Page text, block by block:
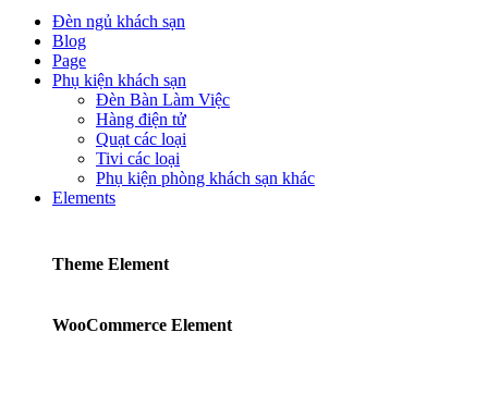
Đèn ngủ khách sạn
Blog
Page
Phụ kiện khách sạn
Đèn Bàn Làm Việc
Hàng điện tử
Quạt các loại
Tivi các loại
Phụ kiện phòng khách sạn khác
Elements
Theme Element
WooCommerce Element